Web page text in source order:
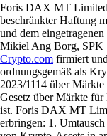
Foris DAX MT Limited
beschränkter Haftung
und dem
Mikiel Ang Borg, SPK
Crypto.com firmiert
ordnungsgemäß als
2023/1114 über
Gesetz über Märkte für
ist. Foris DAX MT
erbringen: 1.